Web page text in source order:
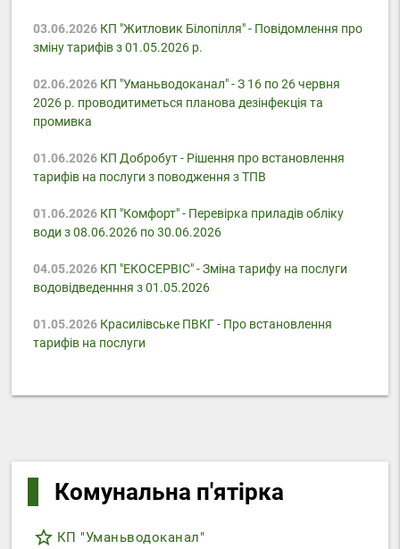
03.06.2026КП "Житловик Білопілля" - Повідомлення про
зміну тарифів з 01.05.2026 р.
02.06.2026КП "Уманьводоканал" - З 16 по 26 червня
2026 р. проводитиметься планова дезінфекція та
промивка
01.06.2026КП Добробут - Pішення про встановлення
тарифів на послуги з поводження з ТПВ
01.06.2026КП "Комфорт" - Перевірка приладів обліку
води з 08.06.2026 по 30.06.2026
04.05.2026КП "ЕКОСЕРВІС" - Зміна тарифу на послуги
водовідведенння з 01.05.2026
01.05.2026Красилівське ПВКГ - Про встановлення
тарифів на послуги
Комунальна п'ятірка
star_border КП "Уманьводоканал"